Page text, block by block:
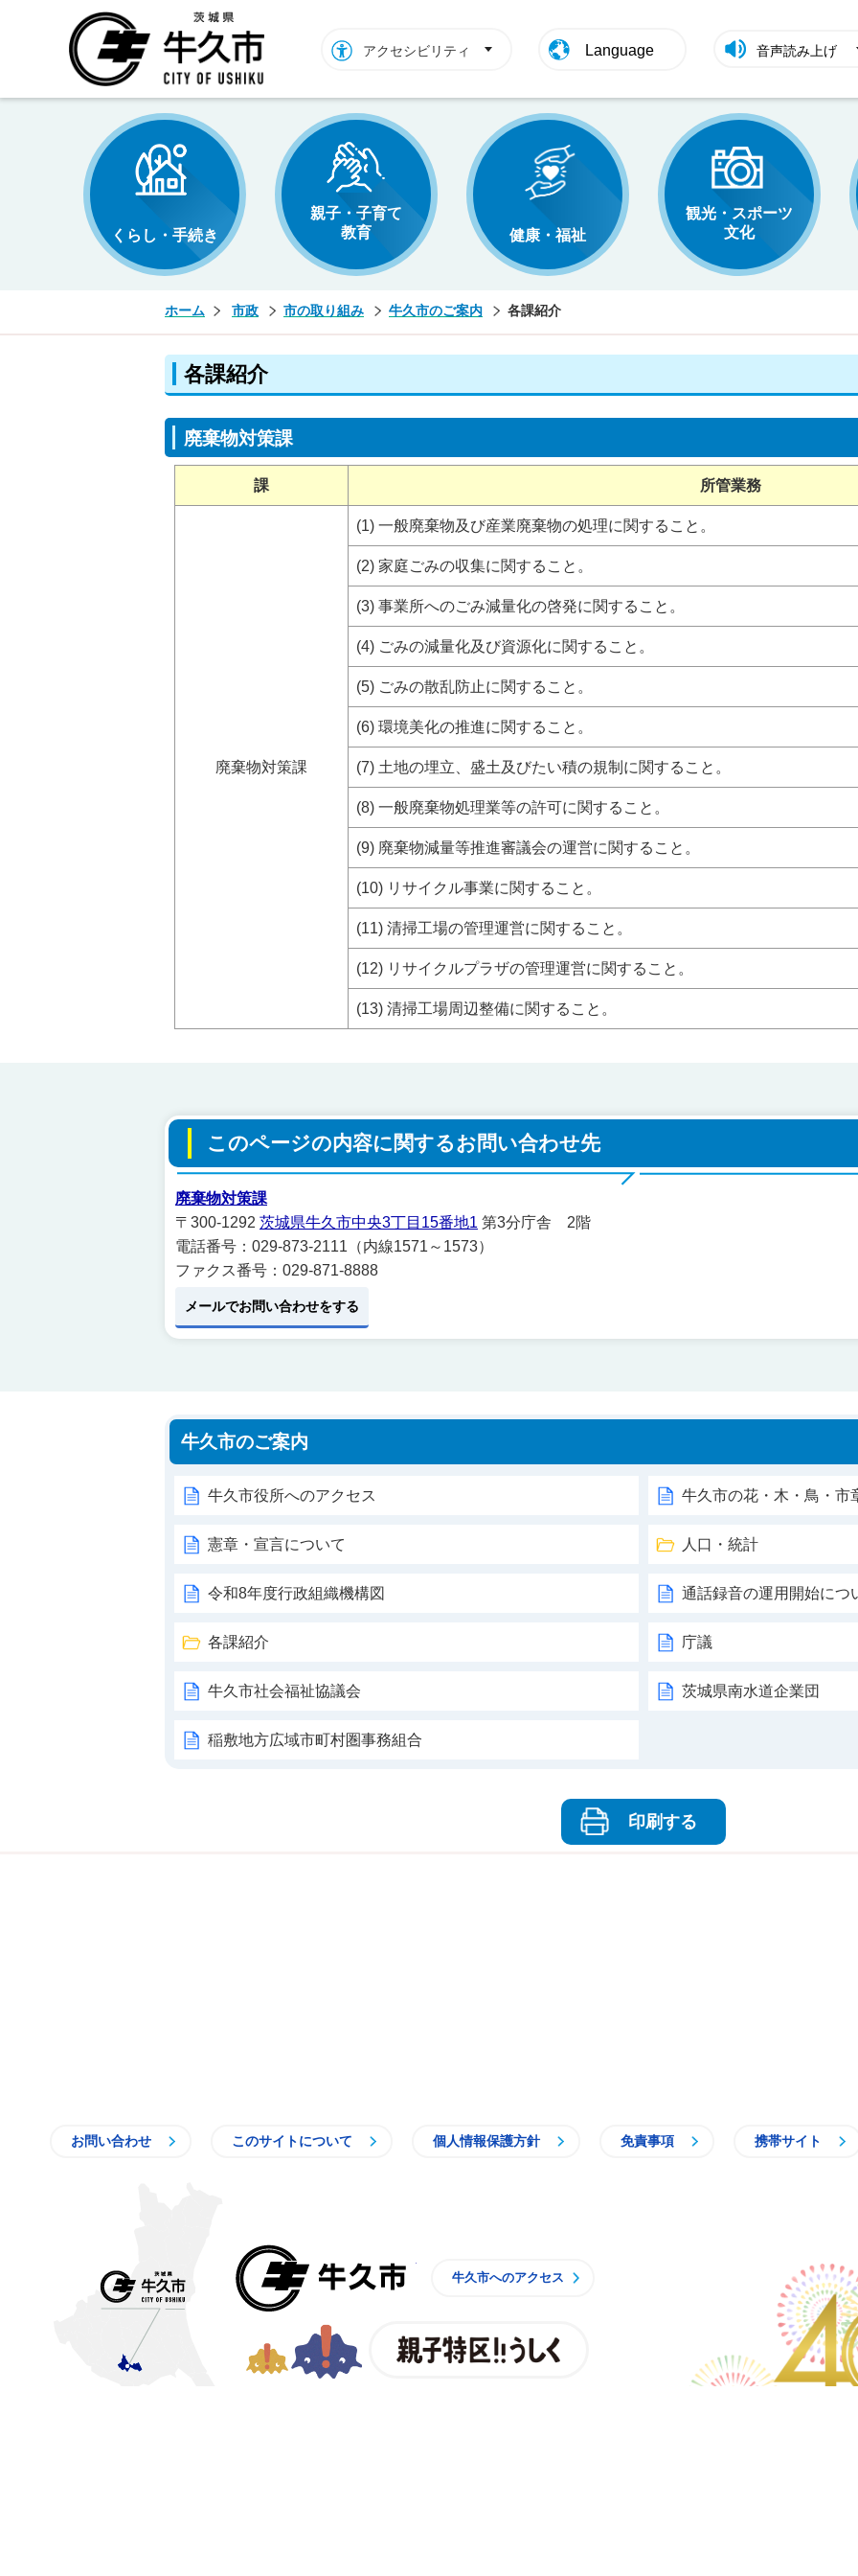
アクセシビリティ Language 音声読み上げ
くらし・手続き
親子・子育て
教育
健康・福祉
観光・スポーツ
文化
ホーム 市政 市の取り組み 牛久市のご案内 各課紹介
各課紹介
廃棄物対策課
課 所管業務
廃棄物対策課
(1) 一般廃棄物及び産業廃棄物の処理に関すること。
(2) 家庭ごみの収集に関すること。
(3) 事業所へのごみ減量化の啓発に関すること。
(4) ごみの減量化及び資源化に関すること。
(5) ごみの散乱防止に関すること。
(6) 環境美化の推進に関すること。
(7) 土地の埋立、盛土及びたい積の規制に関すること。
(8) 一般廃棄物処理業等の許可に関すること。
(9) 廃棄物減量等推進審議会の運営に関すること。
(10) リサイクル事業に関すること。
(11) 清掃工場の管理運営に関すること。
(12) リサイクルプラザの管理運営に関すること。
(13) 清掃工場周辺整備に関すること。
このページの内容に関するお問い合わせ先
廃棄物対策課
〒300-1292 茨城県牛久市中央3丁目15番地1 第3分庁舎 2階
電話番号：029-873-2111（内線1571～1573）
ファクス番号：029-871-8888
メールでお問い合わせをする
牛久市のご案内
牛久市役所へのアクセス 牛久市の花・木・鳥・市
憲章・宣言について 人口・統計
令和8年度行政組織機構図 通話録音の運用開始につ
各課紹介 庁議
牛久市社会福祉協議会 茨城県南水道企業団
稲敷地方広域市町村圏事務組合
印刷する
お問い合わせ このサイトについて 個人情報保護方針 免責事項 携帯サイト
牛久市へのアクセス